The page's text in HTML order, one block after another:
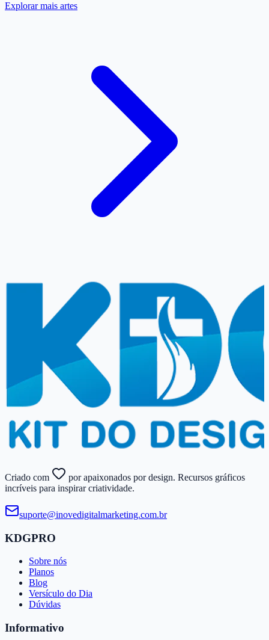
Explorar mais artes
Criado com
por apaixonados por design. Recursos gráficos
incríveis para inspirar criatividade.
suporte@​inovedigitalmarketing.​com.​br
KDGPRO
Sobre nós
Planos
Blog
Versículo do Dia
Dúvidas
Informativo